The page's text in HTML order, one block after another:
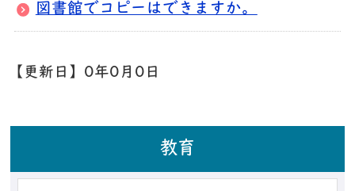
図書館でコピーはできますか。
【更新日】 0年0月0日
教育